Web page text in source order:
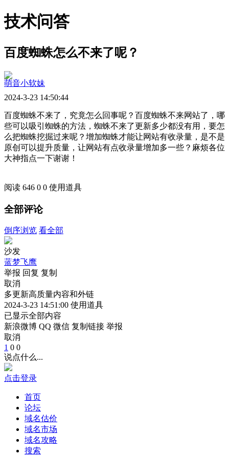
技术问答
百度蜘蛛怎么不来了呢？
萌音小软妹
2024-3-23 14:50:44
百度蜘蛛不来了，究竟怎么回事呢？百度蜘蛛不来网站了，哪
些可以吸引蜘蛛的方法，蜘蛛不来了更新多少都没有用，要怎
么把蜘蛛挖掘过来呢？增加蜘蛛才能让网站有收录量，是不是
原创可以提升质量，让网站有点收录量增加多一些？麻烦各位
大神指点一下谢谢！
阅读 646 0 0 使用道具
全部评论
倒序浏览 看全部
沙发
蓝梦飞鹰
举报 回复 复制
取消
多更新高质量内容和外链
2024-3-23 14:51:00 使用道具
已显示全部内容
新浪微博 QQ 微信 复制链接 举报
取消
1 0 0
说点什么...
点击登录
首页
论坛
域名估价
域名市场
域名攻略
搜索